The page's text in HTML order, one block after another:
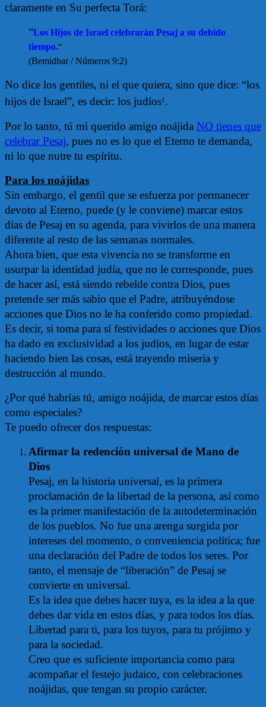
claramente en Su perfecta Torá:
“Los Hijos de Israel celebrarán Pesaj a su debido
tiempo.“
(Bemidbar / Números 9:2)
No dice los gentiles, ni el que quiera, sino que dice: “los
hijos de Israel”, es decir: los judíos1 .
Por lo tanto, tú mi querido amigo noájida NO tienes que
celebrar Pesaj, pues no es lo que el Eterno te demanda,
ni lo que nutre tu espíritu.
Para los noájidas
Sin embargo, el gentil que se esfuerza por permanecer
devoto al Eterno, puede (y le conviene) marcar estos
días de Pesaj en su agenda, para vivirlos de una manera
diferente al resto de las semanas normales.
Ahora bien, que esta vivencia no se transforme en
usurpar la identidad judía, que no le corresponde, pues
de hacer así, está siendo rebelde contra Dios, pues
pretende ser más sabio que el Padre, atribuyéndose
acciones que Dios no le ha conferido como propiedad.
Es decir, si toma para sí festividades o acciones que Dios
ha dado en exclusividad a los judíos, en lugar de estar
haciendo bien las cosas, está trayendo miseria y
destrucción al mundo.
¿Por qué habrías tú, amigo noájida, de marcar estos días
como especiales?
Te puedo ofrecer dos respuestas:
Afirmar la redención universal de Mano de
Dios
Pesaj, en la historia universal, es la primera
proclamación de la libertad de la persona, así como
es la primer manifestación de la autodeterminación
de los pueblos. No fue una arenga surgida por
intereses del momento, o conveniencia política; fue
una declaración del Padre de todos los seres. Por
tanto, el mensaje de “liberación” de Pesaj se
convierte en universal.
Es la idea que debes hacer tuya, es la idea a la que
debes dar vida en estos días, y para todos los días.
Libertad para ti, para los tuyos, para tu prójimo y
para la sociedad.
Creo que es suficiente importancia como para
acompañar el festejo judaico, con celebraciones
noájidas, que tengan su propio carácter.